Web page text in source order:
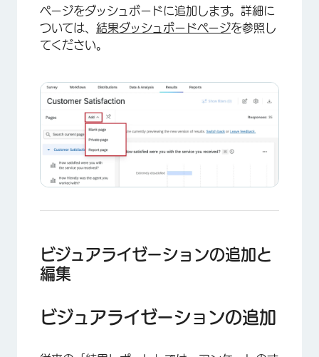
×
ページをダッシュボードに追加します。詳細に
ついては、 結果ダッシュボードページを参照し
てください。
ビジュアライゼーションの追加と
編集
ビジュアライゼーションの追加